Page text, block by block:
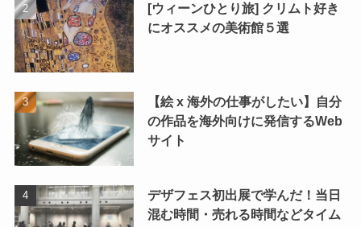
[ウィーンひとり旅] クリムト好き
にオススメの美術館５選
【絵 x 海外の仕事がしたい】自分
の作品を海外向けに発信するWeb
サイト
デザフェス初出展で学んだ！当日
混む時間・売れる時間などタイム